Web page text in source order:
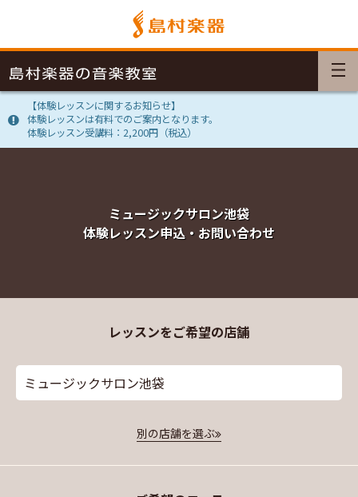
【体験レッスンに関するお知らせ】
体験レッスンは有料でのご案内となります。
体験レッスン受講料：2,200円（税込）
ミュージックサロン池袋
体験レッスン申込・お問い合わせ
レッスンをご希望の店舗
ミュージックサロン池袋
別の店舗を選ぶ